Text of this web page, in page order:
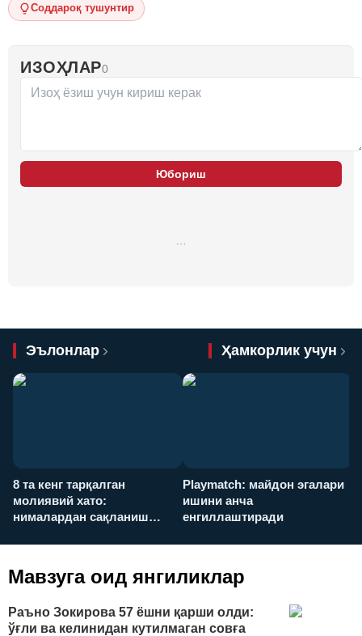
Соддароқ тушунтир
ИЗОҲЛАР0
Юбориш
Эълонлар Ҳамкорлик учун
8 та кенг тарқалган
молиявий хато:
нималардан сақланиш
Playmatch: майдон эгалари
ишини анча
енгиллаштиради
Мавзуга оид янгиликлар
Раъно Зокирова 57 ёшни қарши олди:
ўғли ва келинидан кутилмаган совға